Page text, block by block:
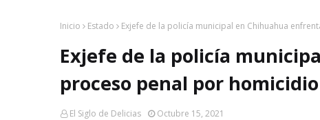
Inicio Estado Exjefe de la policía municipal en Chihuahua
Exjefe de la policía
proceso penal por
El Siglo de Delicias Octubre 15, 2021